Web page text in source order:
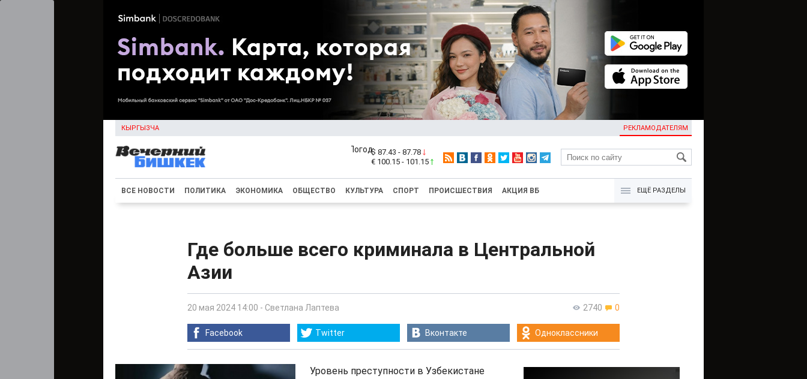
КЫРГЫЗЧА РЕКЛАМОДАТЕЛЯМ
KG
$ 87.43 - 87.78
€ 100.15 - 101.15
ВСЕ НОВОСТИ ПОЛИТИКА ЭКОНОМИКА ОБЩЕСТВО КУЛЬТУРА СПОРТ ПРОИСШЕСТВИЯ АКЦИЯ ВБ ЕЩЁ РАЗДЕЛЫ
Где больше всего криминала в Центральной
Азии
2740 0
20 мая 2024 14:00 - Светлана Лаптева
Facebook Twitter Вконтакте Одноклассники
Уровень преступности в Узбекистане